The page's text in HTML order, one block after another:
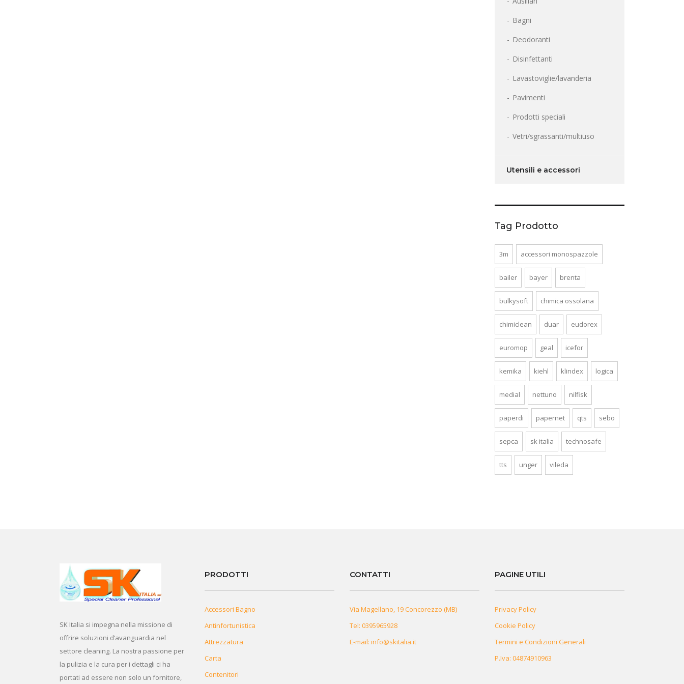
Bagni
Deodoranti
Disinfettanti
Lavastoviglie/lavanderia
Pavimenti
Prodotti speciali
Vetri/sgrassanti/multiuso
Utensili e accessori
Tag Prodotto
3m accessori monospazzole
bailer bayer brenta
bulkysoft chimica ossolana
chimiclean duar eudorex
euromop geal icefor
kemika kiehl klindex logica
medial nettuno nilfisk
paperdi papernet qts sebo
sepca sk italia technosafe
tts unger vileda
SK Italia si impegna nella missione di
offrire soluzioni d’avanguardia nel
settore cleaning. La nostra passione per
la pulizia e la cura per i dettagli ci ha
portati ad essere non solo un fornitore,
PRODOTTI
Accessori Bagno
Antinfortunistica
Attrezzatura
Carta
Contenitori
CONTATTI
Via Magellano, 19 Concorezzo (MB)
Tel: 0395965928
E-mail: info@skitalia.it
PAGINE UTILI
Privacy Policy
Cookie Policy
Termini e Condizioni Generali
P.Iva: 04874910963